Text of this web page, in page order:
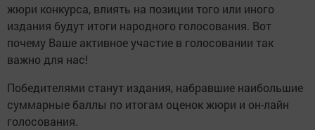
жюри конкурса, влиять на позиции того или иного
издания будут итоги народного голосования. Вот
почему Ваше активное участие в голосовании так
важно для нас!
Победителями станут издания, набравшие наибольшие
суммарные баллы по итогам оценок жюри и он-лайн
голосования.